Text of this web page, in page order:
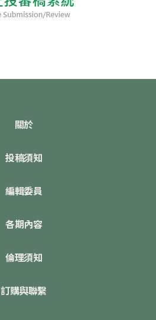
關於
投稿須知
編輯委員
各期內容
倫理須知
訂購與聯繫